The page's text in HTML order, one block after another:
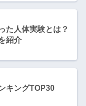
た人体実験とは？
紹介
キングTOP30